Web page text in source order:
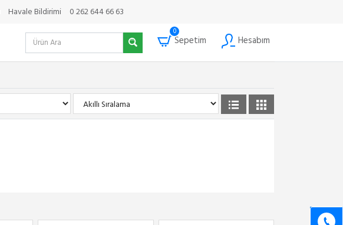
Havale Bildirimi 0 262 644 66 63
0
Sepetim Hesabım